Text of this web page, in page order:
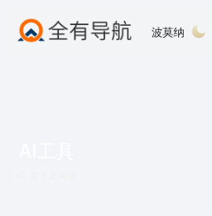
波莫纳